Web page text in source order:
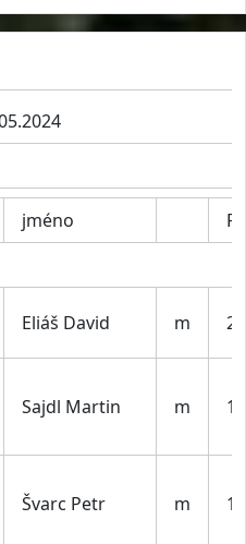
jméno
Eliáš David m
Sajdl Martin m
Švarc Petr m